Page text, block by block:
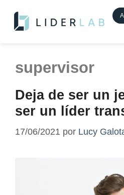
supervisor
Deja de ser un
ser un líder
17/06/2021 por Lucy